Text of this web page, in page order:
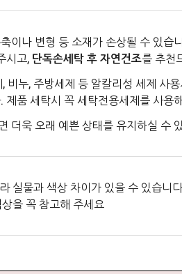
이나 변형 등 소재가 손상될 수 있습
시고, 단독손세탁 후 자연건조를 추천
비누, 주방세제 등 알칼리성 세제 사용
품 세탁시 꼭 세탁전용세제를 사용
더욱 오래 예쁜 상태를 유지하실 수
실물과 색상 차이가 있을 수 있습니
을 꼭 참고해 주세요